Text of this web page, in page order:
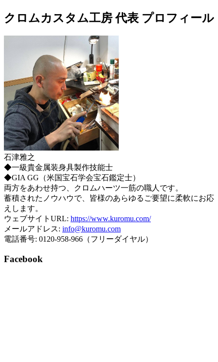
クロムカスタム工房 代表 プロフィール
石津雅之
◆一級貴金属装身具製作技能士
◆GIA GG（米国宝石学会宝石鑑定士）
両方をあわせ持つ、クロムハーツ一筋の職人です。
蓄積されたノウハウで、皆様のあらゆるご要望に柔軟にお応
えします。
ウェブサイトURL: https://www.kuromu.com/
メールアドレス: info@kuromu.com
電話番号: 0120-958-966（フリーダイヤル）
Facebook